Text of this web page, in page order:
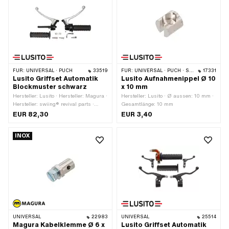
FÜR: UNIVERSAL · PUCH 33519
Lusito Griffset Automatik
Blockmuster schwarz
Hersteller: Lusito · Hersteller: Magura ·
Hersteller: swiing® revival parts ·
Material Gehäuse: Aluminium ·
Material Hebel: Blech (Stahl) · Farbe:
Oberfläche: lackiert
EUR 82,30
FÜR: UNIVERSAL · PUCH · SACHS · PONY / CILO (BETA 521 & 512) 17331
Lusito Aufnahmenippel Ø 10
x 10 mm
Hersteller: Lusito · Ø aussen: 10 mm ·
Gesamtlänge: 10 mm
EUR 3,40
INOX
UNIVERSAL 22983
Magura Kabelklemme Ø 6 x
UNIVERSAL 25514
Lusito Griffset Automatik